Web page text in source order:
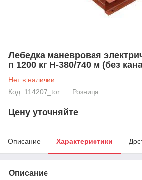
Лебедка маневровая
п 1200 кг H-380/740 м (без
Нет в наличии
Код: 114207_tor
Розница
Цену уточняйте
Описание Характеристики
Описание